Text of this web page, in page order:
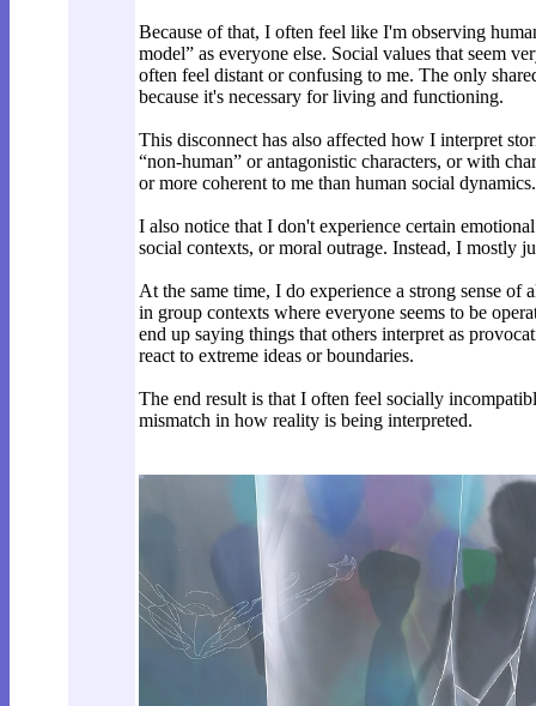
Because of that, I often feel like I'm observing
model” as everyone else. Social values that seem
often feel distant or confusing to me. The only
because it's necessary for living and functioning.
This disconnect has also affected how I interpret
“non-human” or antagonistic characters, or with
or more coherent to me than human social dynamics.
I also notice that I don't experience certain
social contexts, or moral outrage. Instead, I mostly
At the same time, I do experience a strong sense
in group contexts where everyone seems to be
end up saying things that others interpret as
react to extreme ideas or boundaries.
The end result is that I often feel socially
mismatch in how reality is being interpreted.